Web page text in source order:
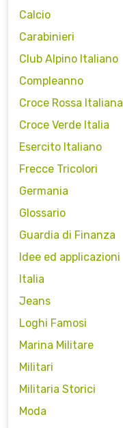
Calcio
Carabinieri
Club Alpino Italiano
Compleanno
Croce Rossa Italiana
Croce Verde Italia
Esercito Italiano
Frecce Tricolori
Germania
Glossario
Guardia di Finanza
Idee ed applicazioni
Italia
Jeans
Loghi Famosi
Marina Militare
Militari
Militaria Storici
Moda